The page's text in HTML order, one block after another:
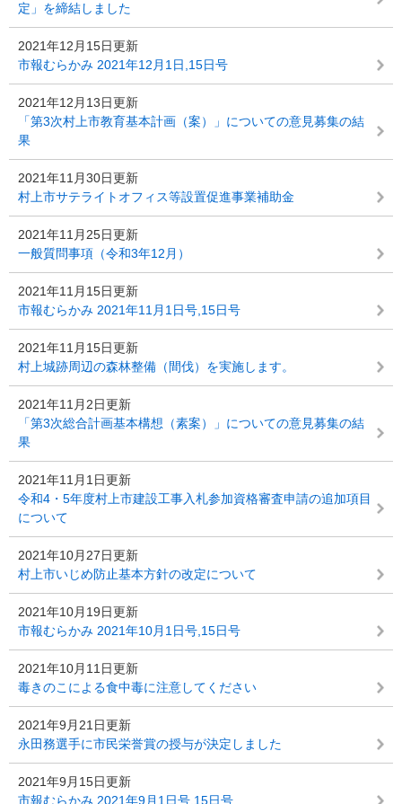
定」を締結しました
2021年12月15日更新
市報むらかみ 2021年12月1日,15日号
2021年12月13日更新
「第3次村上市教育基本計画（案）」についての意見募集の結
果
2021年11月30日更新
村上市サテライトオフィス等設置促進事業補助金
2021年11月25日更新
一般質問事項（令和3年12月）
2021年11月15日更新
市報むらかみ 2021年11月1日号,15日号
2021年11月15日更新
村上城跡周辺の森林整備（間伐）を実施します。
2021年11月2日更新
「第3次総合計画基本構想（素案）」についての意見募集の結
果
2021年11月1日更新
令和4・5年度村上市建設工事入札参加資格審査申請の追加項目
について
2021年10月27日更新
村上市いじめ防止基本方針の改定について
2021年10月19日更新
市報むらかみ 2021年10月1日号,15日号
2021年10月11日更新
毒きのこによる食中毒に注意してください
2021年9月21日更新
永田務選手に市民栄誉賞の授与が決定しました
2021年9月15日更新
市報むらかみ 2021年9月1日号,15日号